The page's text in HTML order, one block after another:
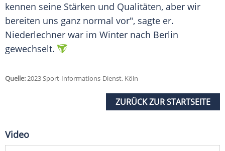
kennen seine Stärken und Qualitäten, aber wir
bereiten uns ganz normal vor", sagte er.
Niederlechner war im Winter nach Berlin
gewechselt.
Quelle:2023 Sport-Informations-Dienst, Köln
ZURÜCK ZUR STARTSEITE
Video